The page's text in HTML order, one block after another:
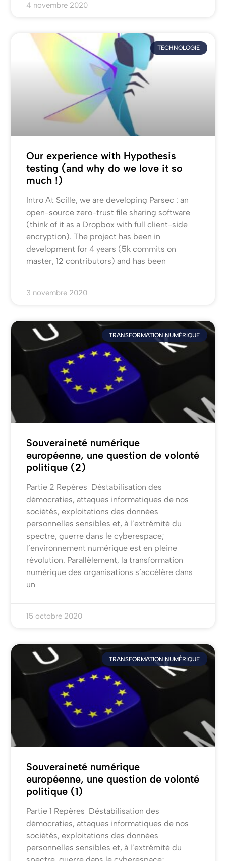
4 novembre 2020
TECHNOLOGIE
Our experience with Hypothesis
testing (and why do we love it so
much !)
Intro At Scille, we are developing Parsec : an
open-source zero-trust file sharing software
(think of it as a Dropbox with full client-side
encryption). The project has been in
development for 4 years (5k commits on
master, 12 contributors) and has been
3 novembre 2020
TRANSFORMATION NUMÉRIQUE
Souveraineté numérique
européenne, une question de volonté
politique (2)
Partie 2 Repères Déstabilisation des
démocraties, attaques informatiques de nos
sociétés, exploitations des données
personnelles sensibles et, à l’extrémité du
spectre, guerre dans le cyberespace;
l’environnement numérique est en pleine
révolution. Parallèlement, la transformation
numérique des organisations s’accélère dans
un
15 octobre 2020
TRANSFORMATION NUMÉRIQUE
Souveraineté numérique
européenne, une question de volonté
politique (1)
Partie 1 Repères Déstabilisation des
démocraties, attaques informatiques de nos
sociétés, exploitations des données
personnelles sensibles et, à l’extrémité du